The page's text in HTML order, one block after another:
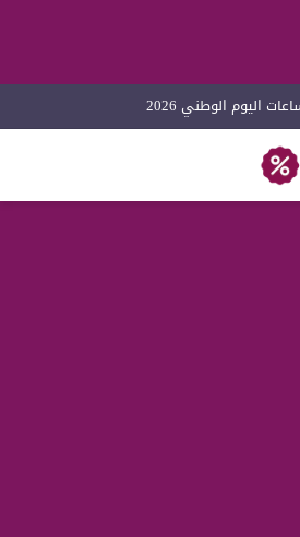
اليوم الوطني 2026